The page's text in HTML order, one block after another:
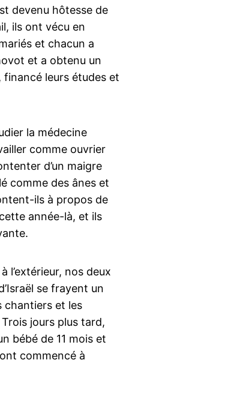
devenu hôtesse de
ils ont vécu en
et chacun a
et a obtenu un
financé leurs études et
la médecine
comme ouvrier
d’un maigre
comme des ânes et
ils à propos de
année-là, et ils
l’extérieur, nos deux
se frayent un
chantiers et les
jours plus tard,
bébé de 11 mois et
commencé à